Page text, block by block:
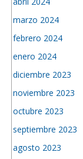
marzo 2024
febrero 2024
enero 2024
diciembre 2023
noviembre 2023
octubre 2023
septiembre 2023
agosto 2023